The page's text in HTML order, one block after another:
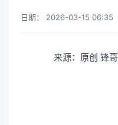
日期： 2026-03-15 06:35
来源：原创 锋哥